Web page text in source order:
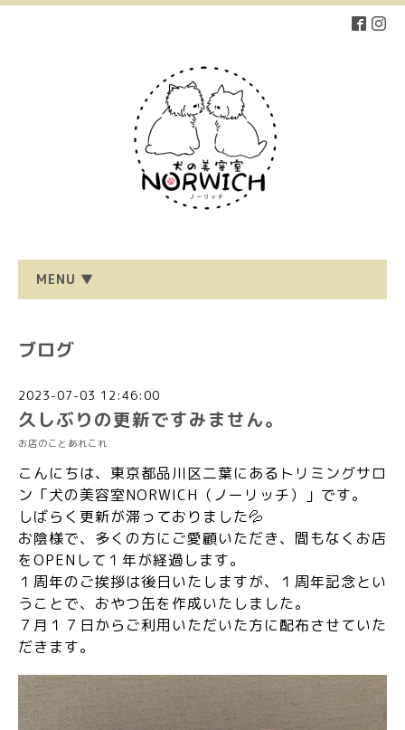
MENU ▼
ブログ
2023-07-03 12:46:00
久しぶりの更新ですみません。
お店のことあれこれ
こんにちは、東京都品川区二葉にあるトリミングサロ
ン「犬の美容室NORWICH（ノーリッチ）」です。
しばらく更新が滞っておりました💦
お陰様で、多くの方にご愛顧いただき、間もなくお店
をOPENして１年が経過します。
１周年のご挨拶は後日いたしますが、１周年記念とい
うことで、おやつ缶を作成いたしました。
７月１７日からご利用いただいた方に配布させていた
だきます。